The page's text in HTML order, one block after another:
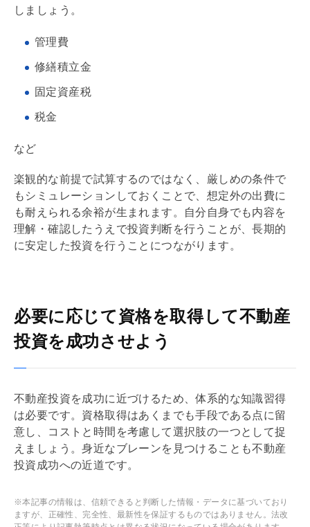
しましょう。
管理費
修繕積立金
固定資産税
税金
など
楽観的な前提で試算するのではなく、厳しめの条件で
もシミュレーションしておくことで、想定外の出費に
も耐えられる余裕が生まれます。自分自身でも内容を
理解・確認したうえで投資判断を行うことが、長期的
に安定した投資を行うことにつながります。
必要に応じて資格を取得して不動産
投資を成功させよう
不動産投資を成功に近づけるため、体系的な知識習得
は必要です。資格取得はあくまでも手段である点に留
意し、コストと時間を考慮して選択肢の一つとして捉
えましょう。身近なブレーンを見つけることも不動産
投資成功への近道です。
※本記事の情報は、信頼できると判断した情報・データに基づいており
ますが、正確性、完全性、最新性を保証するものではありません。法改